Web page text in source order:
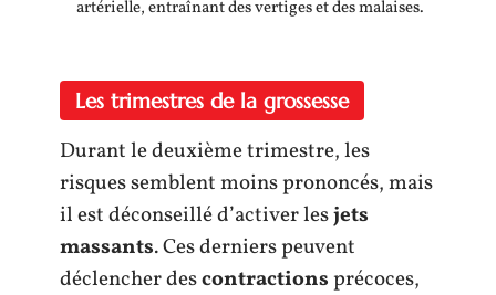
artérielle, entraînant des vertiges et des malaises.
Les trimestres de la grossesse
Durant le deuxième trimestre, les
risques semblent moins prononcés, mais
il est déconseillé d’activer lesjets
massants. Ces derniers peuvent
déclencher descontractionsprécoces,